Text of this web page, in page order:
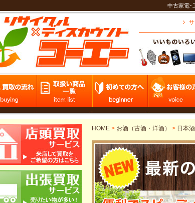
中古家電･
HOME > お酒（古酒・洋酒） > 日本酒